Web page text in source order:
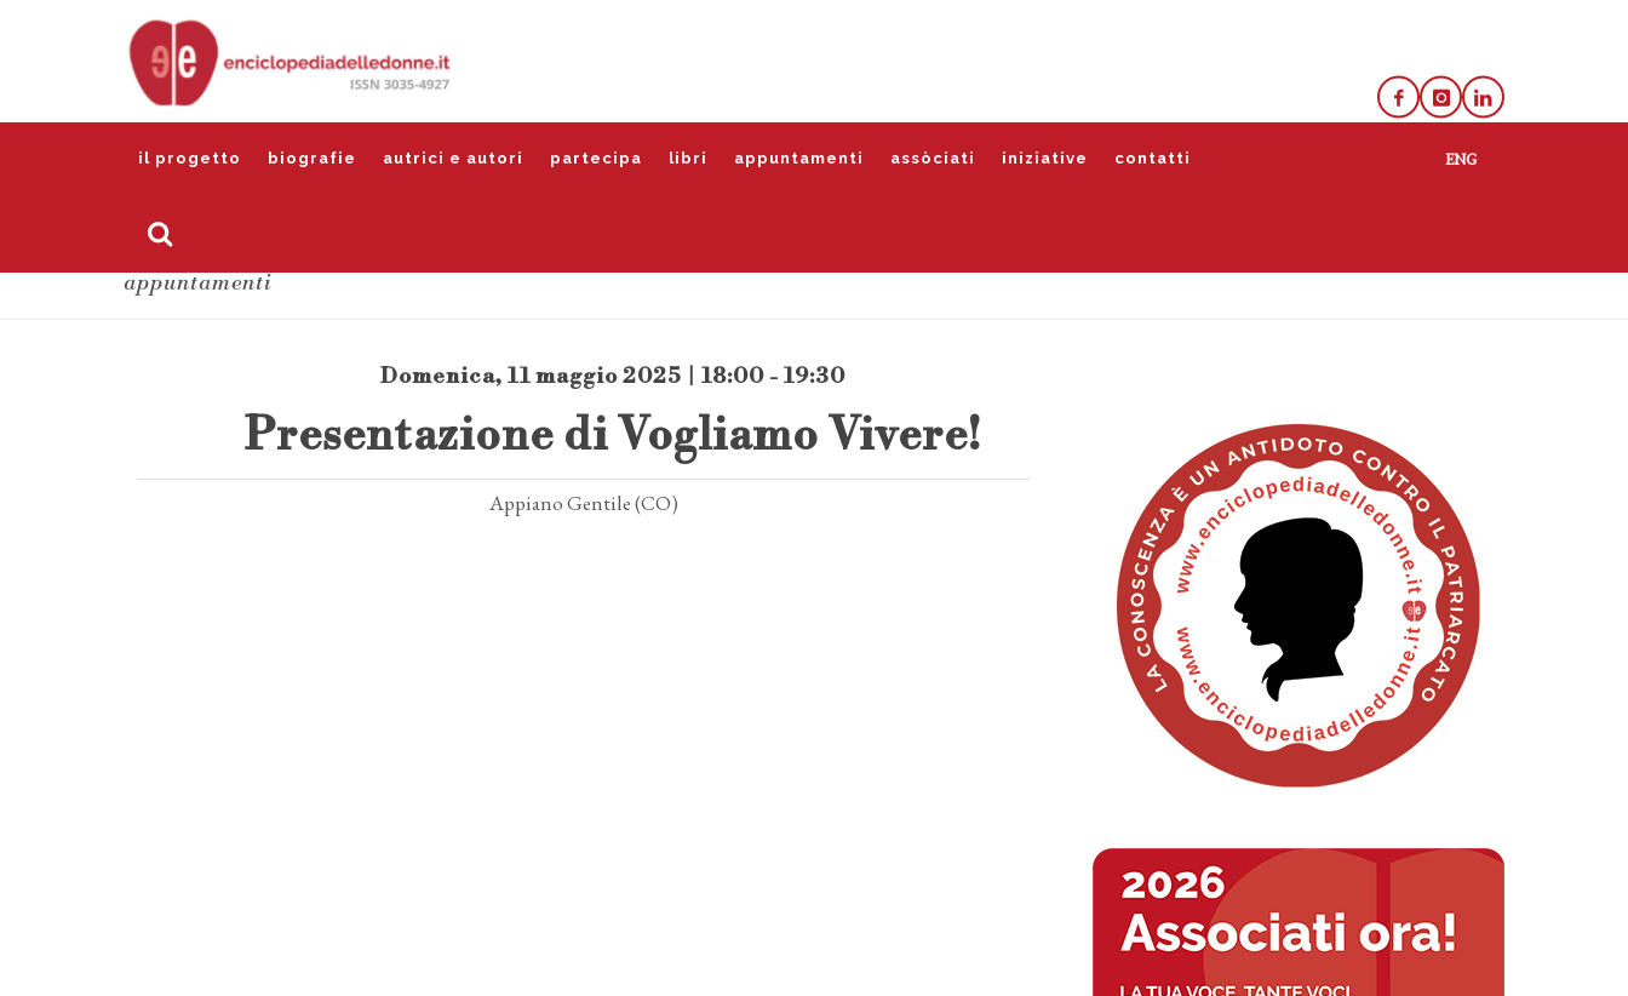
il progetto biografie autrici e autori partecipa libri appuntamenti assòciati iniziative contatti
appuntamenti
Domenica, 11 maggio 2025 | 18:00 - 19:30
Presentazione di Vogliamo Vivere!
Appiano Gentile (CO)